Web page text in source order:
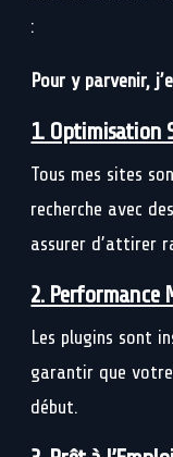
:
Pour y parvenir,
1. Optimisation
Tous mes sites
recherche avec
assurer d’attirer
2. Performance
Les plugins sont
garantir que
début.